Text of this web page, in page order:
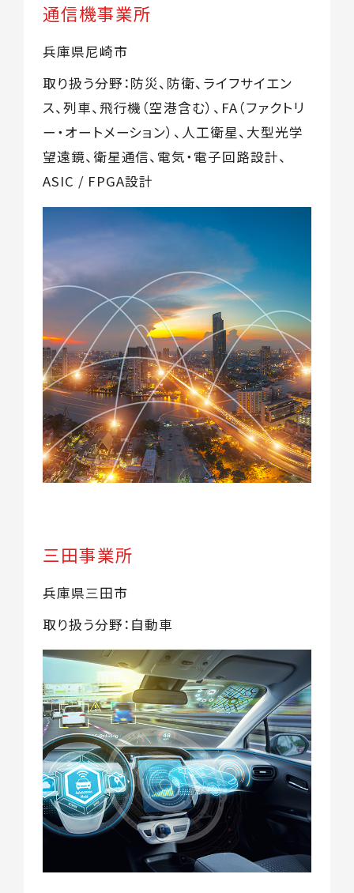
通信機事業所
兵庫県尼崎市
取り扱う分野：防災、防衛、ライフサイエン
ス、列車、飛行機（空港含む）、FA（ファクトリ
ー・オートメーション）、人工衛星、大型光学
望遠鏡、衛星通信、電気・電子回路設計、
ASIC / FPGA設計
三田事業所
兵庫県三田市
取り扱う分野：自動車